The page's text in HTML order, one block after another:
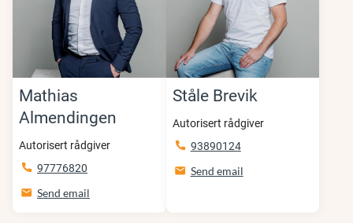
Mathias
Almendingen
Autorisert rådgiver
97776820
Send email
Ståle Brevik
Autorisert rådgiver
93890124
Send email